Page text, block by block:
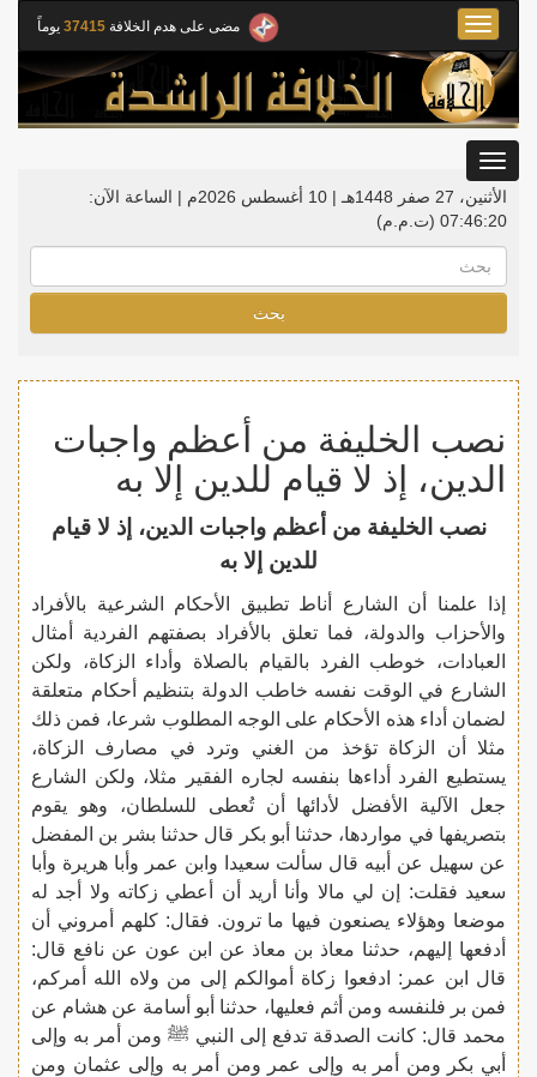
مضى على هدم الخلافة 37415 يوماً
Toggle
navigation
الأثنين، 27 صفر 1448هـ | 10 أغسطس 2026م |
الساعة الآن:
07:46:20 (ت.م.م)
بحث
نصب الخليفة من أعظم واجبات
الدين، إذ لا قيام للدين إلا به
نصب الخليفة من أعظم واجبات الدين، إذ لا قيام
للدين إلا به
إذا علمنا أن الشارع أناط تطبيق الأحكام الشرعية بالأفراد
والأحزاب والدولة، فما تعلق بالأفراد بصفتهم الفردية أمثال
العبادات، خوطب الفرد بالقيام بالصلاة وأداء الزكاة، ولكن
الشارع في الوقت نفسه خاطب الدولة بتنظيم أحكام متعلقة
لضمان أداء هذه الأحكام على الوجه المطلوب شرعا، فمن ذلك
مثلا أن الزكاة تؤخذ من الغني وترد في مصارف الزكاة،
يستطيع الفرد أداءها بنفسه لجاره الفقير مثلا، ولكن الشارع
جعل الآلية الأفضل لأدائها أن تُعطى للسلطان، وهو يقوم
بتصريفها في مواردها، حدثنا أبو بكر قال حدثنا بشر بن المفضل
عن سهيل عن أبيه قال سألت سعيدا وابن عمر وأبا هريرة وأبا
سعيد فقلت: إن لي مالا وأنا أريد أن أعطي زكاته ولا أجد له
موضعا وهؤلاء يصنعون فيها ما ترون. فقال: كلهم أمروني أن
أدفعها إليهم، حدثنا معاذ بن معاذ عن ابن عون عن نافع قال:
قال ابن عمر: ادفعوا زكاة أموالكم إلى من ولاه الله أمركم،
فمن بر فلنفسه ومن أثم فعليها، حدثنا أبو أسامة عن هشام عن
محمد قال: كانت الصدقة تدفع إلى النبي ﷺ ومن أمر به وإلى
أبي بكر ومن أمر به وإلى عمر ومن أمر به وإلى عثمان ومن